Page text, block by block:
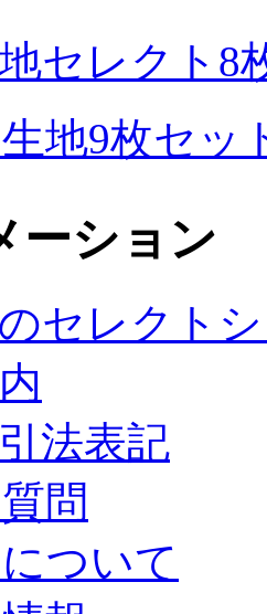
セレクト8
地9枚セッ
ーション
セレクト
法表記
問
ついて